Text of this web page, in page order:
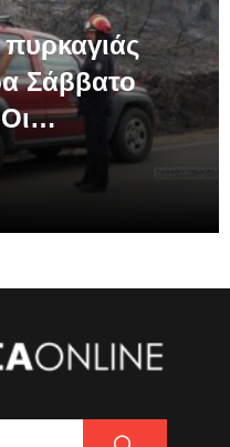
Σάββατο
Οι…